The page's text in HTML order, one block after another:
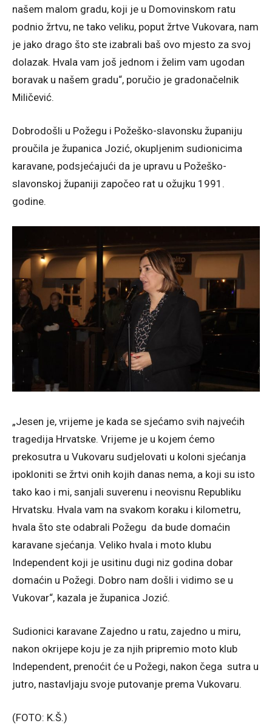
našem malom gradu, koji je u Domovinskom ratu
podnio žrtvu, ne tako veliku, poput žrtve Vukovara, nam
je jako drago što ste izabrali baš ovo mjesto za svoj
dolazak. Hvala vam još jednom i želim vam ugodan
boravak u našem gradu“, poručio je gradonačelnik
Miličević.
Dobrodošli u Požegu i Požeško-slavonsku županiju
proučila je županica Jozić, okupljenim sudionicima
karavane, podsjećajući da je upravu u Požeško-
slavonskoj županiji započeo rat u ožujku 1991.
godine.
„Jesen je, vrijeme je kada se sjećamo svih najvećih
tragedija Hrvatske. Vrijeme je u kojem ćemo
prekosutra u Vukovaru sudjelovati u koloni sjećanja
ipokloniti se žrtvi onih kojih danas nema, a koji su isto
tako kao i mi, sanjali suverenu i neovisnu Republiku
Hrvatsku. Hvala vam na svakom koraku i kilometru,
hvala što ste odabrali Požegu da bude domaćin
karavane sjećanja. Veliko hvala i moto klubu
Independent koji je usitinu dugi niz godina dobar
domaćin u Požegi. Dobro nam došli i vidimo se u
Vukovar“, kazala je županica Jozić.
Sudionici karavane Zajedno u ratu, zajedno u miru,
nakon okrijepe koju je za njih pripremio moto klub
Independent, prenoćit će u Požegi, nakon čega sutra u
jutro, nastavljaju svoje putovanje prema Vukovaru.
(FOTO: K.Š.)